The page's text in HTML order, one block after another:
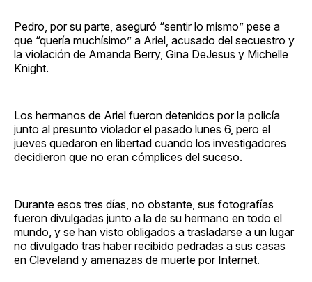
Pedro, por su parte, aseguró “sentir lo mismo” pese a
que “quería muchísimo” a Ariel, acusado del secuestro y
la violación de Amanda Berry, Gina DeJesus y Michelle
Knight.
Los hermanos de Ariel fueron detenidos por la policía
junto al presunto violador el pasado lunes 6, pero el
jueves quedaron en libertad cuando los investigadores
decidieron que no eran cómplices del suceso.
Durante esos tres días, no obstante, sus fotografías
fueron divulgadas junto a la de su hermano en todo el
mundo, y se han visto obligados a trasladarse a un lugar
no divulgado tras haber recibido pedradas a sus casas
en Cleveland y amenazas de muerte por Internet.